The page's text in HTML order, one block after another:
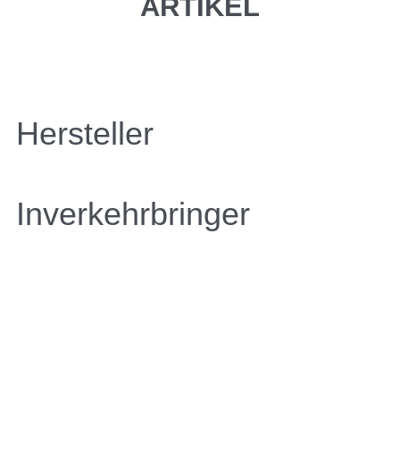
ARTIKEL
Hersteller
Inverkehrbringer